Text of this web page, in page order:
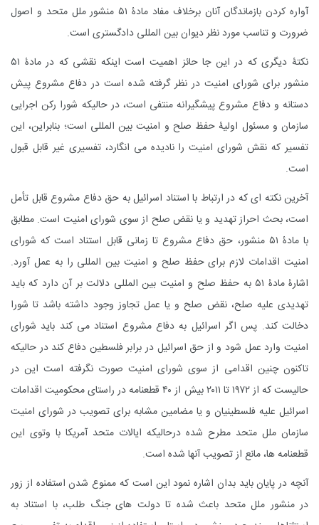
آواره کردن بازماندگان آنان برخلاف مفاد مادۀ ۵۱ منشور ملل متحد و اصول
ضرورت و تناسب مورد نظر دیوان بین المللی دادگستری است.
نکتۀ دیگری که در این جا حائز اهمیت است اینکه نقشی که در مادۀ ۵۱
منشور برای شورای امنیت در نظر گرفته شده است در دفاع مشروع پیش
دستانه و دفاع مشروع پیشگیرانه منتفی است، در حالیکه شورا رکن اجرایی
سازمان و مسئول اولیۀ حفظ صلح و امنیت بین المللی است؛ بنابراین، این
تفسیر که نقش شورای امنیت را نادیده می انگارد، تفسیری غیر قابل قبول
است.
آخرین نکته ای که در ارتباط با استناد اسرائیل به حق دفاع مشروع قابل تأمل
است، بحث احراز تهدید و یا نقض صلح از سوی شورای امنیت است. مطابق
با مادۀ ۵۱ منشور، حق دفاع مشروع تا زمانی قابل استناد است که شورای
امنیت اقدامات لازم برای حفظ صلح و امنیت بین المللی را به عمل آورد.
اشارۀ مادۀ ۵۱ به حفظ صلح و امنیت بین المللی دلالت بر آن دارد که باید
تهدیدی علیه صلح، نقض صلح و یا عمل تجاوز وجود داشته باشد تا شورا
دخالت کند. پس اگر اسرائیل به دفاع مشروع استناد می کند باید شورای
امنیت وارد عمل شود و از حق اسرائیل در برابر فلسطین دفاع کند در حالیکه
تاکنون چنین اقدامی از سوی شورای امنیت صورت نگرفته است این در
حالیست که از ۱۹۷۲ تا ۲۰۱۱ بیش از ۴۰ قطعنامه در راستای محکومیت اقدامات
اسرائیل علیه فلسطینیان و یا مضامین مشابه برای تصویب در شورای امنیت
سازمان ملل متحد مطرح شده درحالیکه ایالات متحد آمریکا با وتوی این
قطعنامه ها، مانع از تصویب آنها شده است.
آنچه در پایان باید بدان اشاره نمود این است که ممنوع شدن استفاده از زور
در منشور ملل متحد باعث شده تا دولت های جنگ طلب، با استناد به